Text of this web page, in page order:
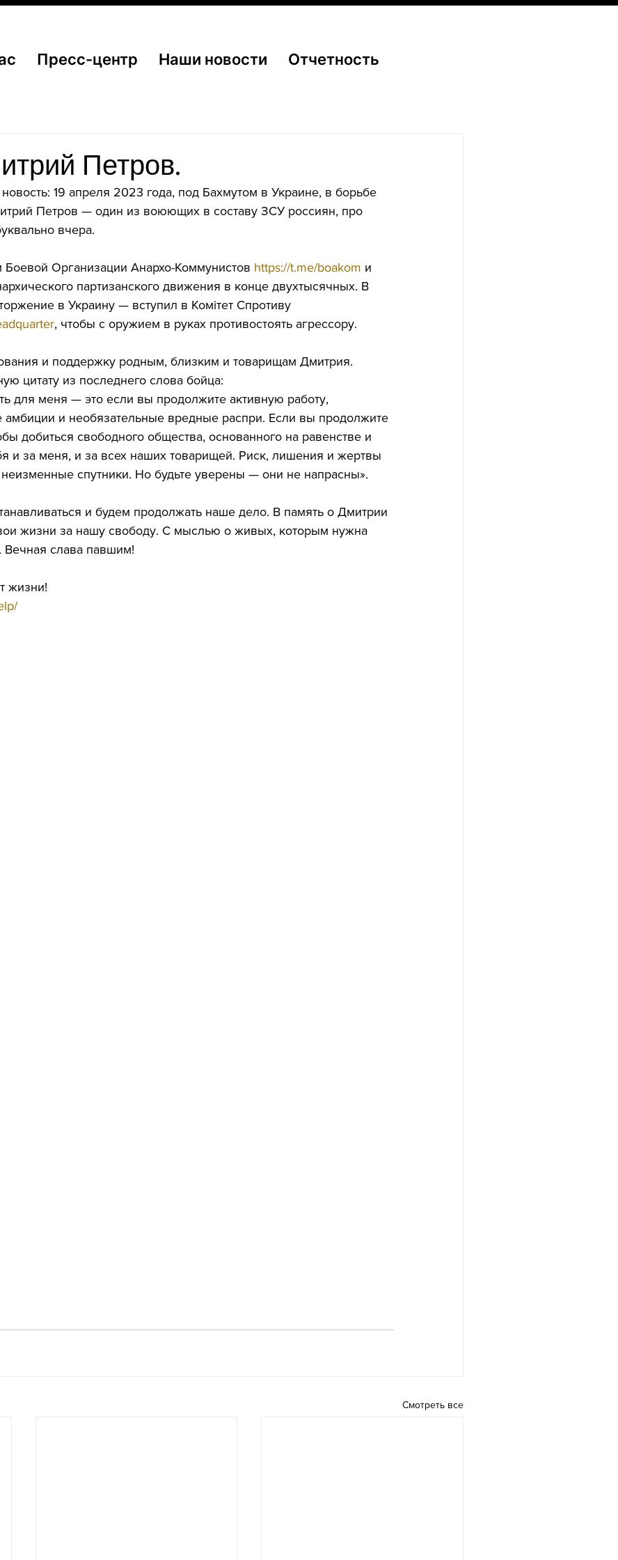
Пресс-центр Наши новости Отчетность
Петров.
19 апреля 2023 года, под Бахмутом в Украине, в борьбе
Петров — один из воюющих в составу ЗСУ россиян, про
вчера.
Организации Анархо-Коммунистов https://t.me/boakom и
партизанского движения в конце двухтысячных. В
в Украину — вступил в Комiтет Спротиву
, чтобы с оружием в руках противостоять агрессору.
и поддержку родным, близким и товарищам Дмитрия.
цитату из последнего слова бойца:
для меня — это если вы продолжите активную работу,
и необязательные вредные распри. Если вы продолжите
добиться свободного общества, основанного на равенстве и
и за меня, и за всех наших товарищей. Риск, лишения и жертвы
спутники. Но будьте уверены — они не напрасны».
и будем продолжать наше дело. В память о Дмитрии
жизни за нашу свободу. С мыслью о живых, которым нужна
слава павшим!
жизни!
Смотреть все